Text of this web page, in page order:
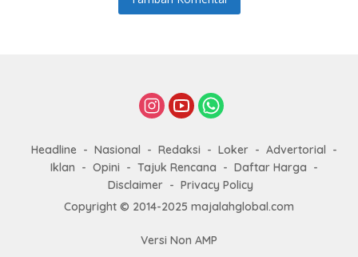
Headline Nasional Redaksi Loker
Advertorial
Iklan
Opini Tajuk Rencana
Daftar Harga
Disclaimer
Privacy Policy
Copyright © 2014-2025 majalahglobal.com
Versi Non AMP